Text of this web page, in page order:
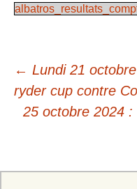
Navigation
des
articles
← Lundi 21
ryder cup contre
25 octobre 2024